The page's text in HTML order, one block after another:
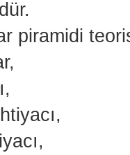
piramidi